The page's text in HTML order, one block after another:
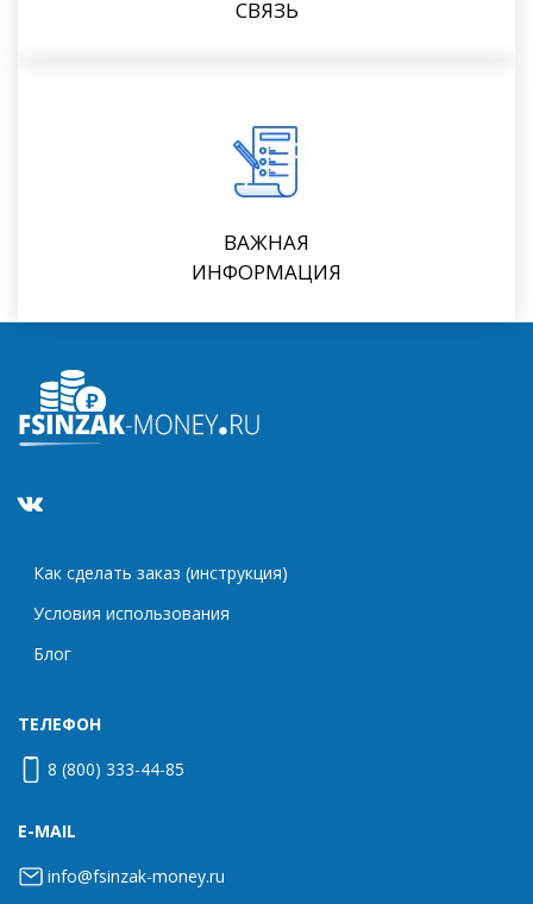
СВЯЗЬ
ВАЖНАЯ
ИНФОРМАЦИЯ
Как сделать заказ (инструкция)
Условия использования
Блог
ТЕЛЕФОН
8 (800) 333-44-85
E-MAIL
info@fsinzak-money.ru